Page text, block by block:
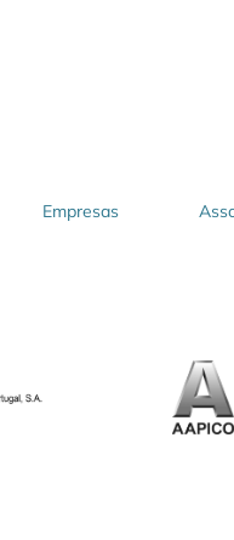
Empresas